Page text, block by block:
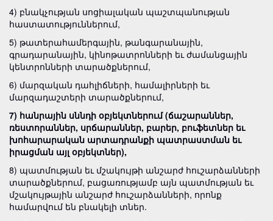
4) բնակչության սոցիալական պաշտպանության
հաստատություններում,
5) թատերահամերգային, թանգարանային,
գրադարանային, կինոթատրոնների եւ ժամանցային
կենտրոնների տարածքներում,
6) մարզական դահլիճների, համալիրների եւ
մարզադաշտերի տարածքներում,
7) հանրային սննդի օբյեկտներում (ճաշարաններ,
ռեստորաններ, սրճարաններ, բարեր, բուֆետներ եւ
խոհարարական արտադրանքի պատրաստման եւ
իրացման այլ օբյեկտներ),
8) պատմության եւ մշակույթի անշարժ հուշարձանների
տարածքներում, բացառությամբ այն պատմության եւ
մշակույթային անշարժ հուշարձանների, որոնք
համարվում են բնակելի տներ.